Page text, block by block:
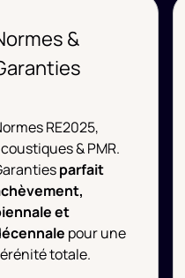
&
RE2025,
& PMR.
parfait
et
pour une
totale.